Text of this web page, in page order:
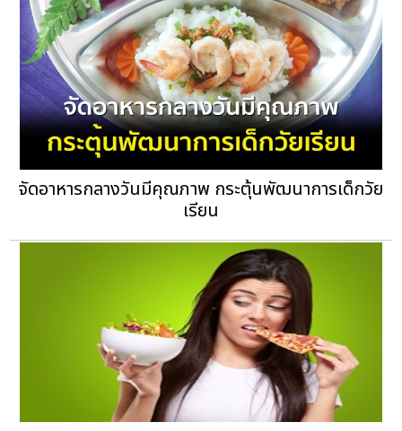
จัดอาหารกลางวันมีคุณภาพ กระตุ้นพัฒนาการเด็กวัย
เรียน